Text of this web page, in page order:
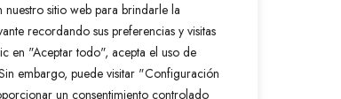
nuestro sitio web para brindarle la
recordando sus preferencias y visitas
en "Aceptar todo", acepta el uso de
embargo, puede visitar "Configuración
un consentimiento controlado